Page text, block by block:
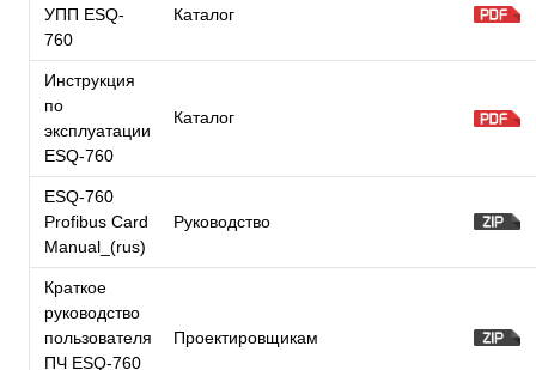
УПП ESQ-
760
Каталог
Инструкция
по
эксплуатации
ESQ-760
Каталог
ESQ-760
Profibus Card
Manual_(rus)
Руководство
Краткое
руководство
пользователя
ПЧ ESQ-760
Проектировщикам